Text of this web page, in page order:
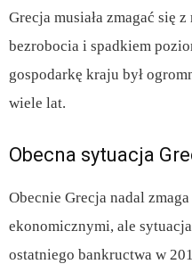
Grecja musiała zmagać się
bezrobocia i spadkiem
gospodarkę kraju był
wiele lat.
Obecna sytuacja
Obecnie Grecja nadal
ekonomicznymi, ale
ostatniego bankructwa w